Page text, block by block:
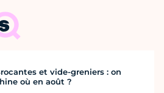
et vide-greniers : on
où en août ?